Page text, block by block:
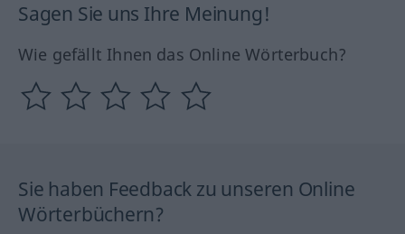
Sagen Sie uns Ihre Meinung!
Wie gefällt Ihnen das Online Wörterbuch?
Sie haben Feedback zu unseren Online
Wörterbüchern?